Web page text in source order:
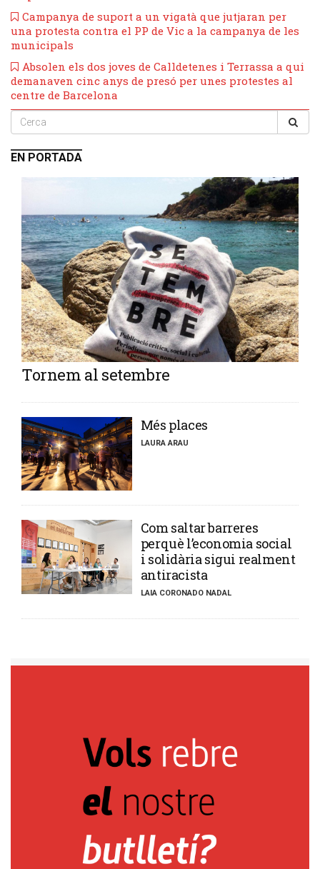
Campanya de suport a un vigatà que jutjaran per
una protesta contra el PP de Vic a la campanya de les
municipals
​Absolen els dos joves de Calldetenes i Terrassa a qui
demanaven cinc anys de presó per unes protestes al
centre de Barcelona
EN PORTADA
Tornem al setembre
​Més places
LAURA ARAU
​Com saltar barreres
perquè l’economia social
i solidària sigui realment
antiracista
LAIA CORONADO NADAL